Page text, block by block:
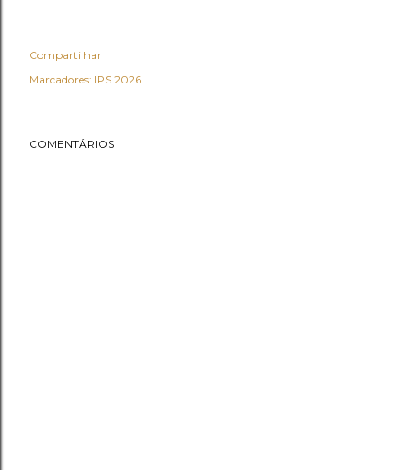
Compartilhar
Marcadores: IPS 2026
COMENTÁRIOS